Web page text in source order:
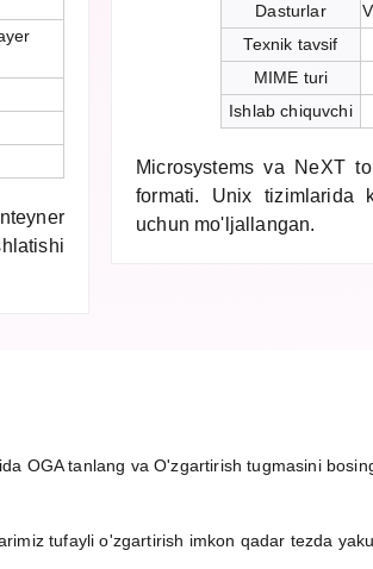
Dasturlar
Texnik tavsif
MIME turi
Ishlab chiquvchi
Microsystems va NeXT
formati. Unix tizimlarida
uchun mo'ljallangan.
OGA tanlang va O'zgartirish tugmasini
tufayli o'zgartirish imkon qadar tezda